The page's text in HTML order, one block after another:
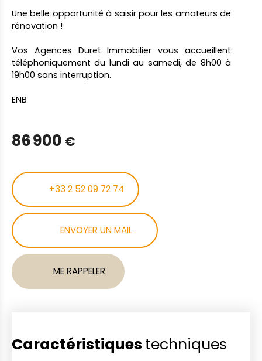
Une belle opportunité à saisir pour les amateurs de
rénovation !
Vos Agences Duret Immobilier vous accueillent
téléphoniquement du lundi au samedi, de 8h00 à
19h00 sans interruption.
ENB
86 900 €
+33 2 52 09 72 74
ENVOYER UN MAIL
ME RAPPELER
Caractéristiques techniques